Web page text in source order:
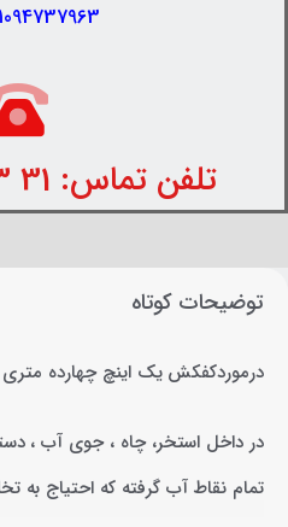
تلفن تماس: 31 13 39 74 - 021
توضیحات کوتاه
درموردکفکش یک اینچ چهارده متری
در داخل استخر، چاه ، جوی آب ،
تمام نقاط آب گرفته که احتیاج به